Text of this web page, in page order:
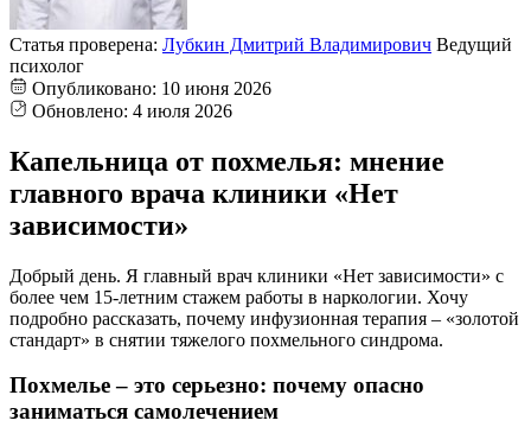
Статья проверена: Лубкин Дмитрий Владимирович Ведущий
психолог
Опубликовано: 10 июня 2026
Обновлено: 4 июля 2026
Капельница от похмелья: мнение
главного врача клиники «Нет
зависимости»
Добрый день. Я главный врач клиники «Нет зависимости» с
более чем 15-летним стажем работы в наркологии. Хочу
подробно рассказать, почему инфузионная терапия – «золотой
стандарт» в снятии тяжелого похмельного синдрома.
Похмелье – это серьезно: почему опасно
заниматься самолечением